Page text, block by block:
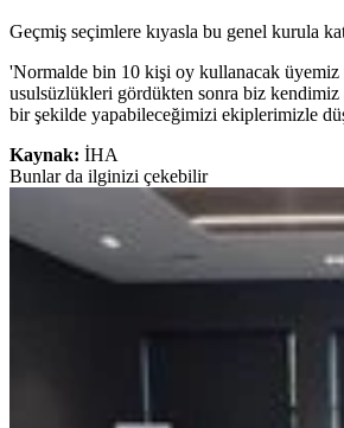
Geçmiş seçimlere kıyasla bu genel kurula
'Normalde bin 10 kişi oy kullanacak üyemiz
usulsüzlükleri gördükten sonra biz kendimiz
bir şekilde yapabileceğimizi ekiplerimizle
Kaynak: İHA
Bunlar da ilginizi çekebilir